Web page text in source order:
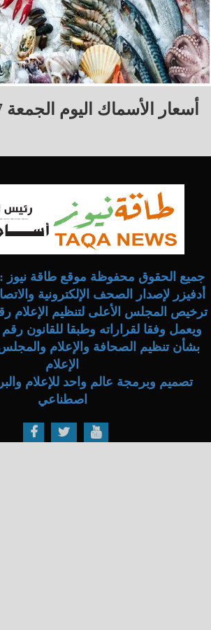
أسعار الأسماك اليوم الجمعة 7 أغسطس
جميع الحقوق محفوظة موقع طاقة نيوز
أدفيزر لإصدار الصحف الإلكترونية
بشأن تنظيم الصحافة والإعلام
الإعلام
تصميم وبرمجة عالم واحد للإعلام
اصطناعي